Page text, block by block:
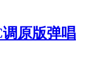
原版弹唱